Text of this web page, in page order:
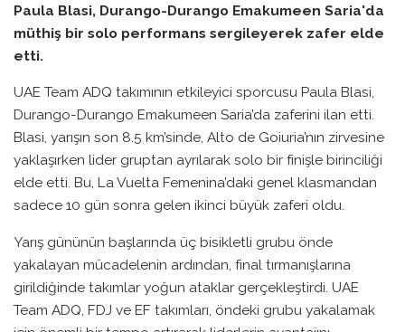
Paula Blasi, Durango-Durango Emakumeen Saria'da
müthiş bir solo performans sergileyerek zafer elde
etti.
UAE Team ADQ takımının etkileyici sporcusu Paula Blasi,
Durango-Durango Emakumeen Saria’da zaferini ilan etti.
Blasi, yarışın son 8.5 km’sinde, Alto de Goiuria’nın zirvesine
yaklaşırken lider gruptan ayrılarak solo bir finişle birinciliği
elde etti. Bu, La Vuelta Femenina’daki genel klasmandan
sadece 10 gün sonra gelen ikinci büyük zaferi oldu.
Yarış gününün başlarında üç bisikletli grubu önde
yakalayan mücadelenin ardından, final tırmanışlarına
girildiğinde takımlar yoğun ataklar gerçekleştirdi. UAE
Team ADQ, FDJ ve EF takımları, öndeki grubu yakalamak